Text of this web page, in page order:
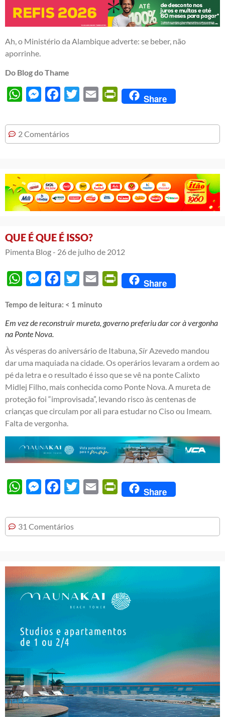
Ah, o Ministério da Alambique adverte: se beber, não
aporrinhe.
Do Blog do Thame
WhatsAppMessengerFacebook
Twitter Email PrintFriendly
Share
2 Comentários
QUE É QUE É ISSO?
Pimenta Blog - 26 de julho de 2012
WhatsAppMessengerFacebook
Twitter Email PrintFriendly
Share
Tempo de leitura: < 1 minuto
Em vez de reconstruir mureta, governo preferiu dar cor à vergonha
na Ponte Nova.
Às vésperas do aniversário de Itabuna, Sir Azevedo mandou
dar uma maquiada na cidade. Os operários levaram a ordem ao
pé da letra e o resultado é isso que se vê na ponte Calixto
Midlej Filho, mais conhecida como Ponte Nova. A mureta de
proteção foi “improvisada”, levando risco às centenas de
crianças que circulam por ali para estudar no Ciso ou Imeam.
Falta de vergonha.
WhatsAppMessengerFacebook
Twitter Email PrintFriendly
Share
31 Comentários